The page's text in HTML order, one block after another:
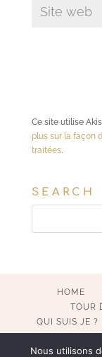
Ce site utilise
plus sur la façon
traitées.
SEARCH
HOME
TOUR
QUI SUIS JE ?
Nous utilisons